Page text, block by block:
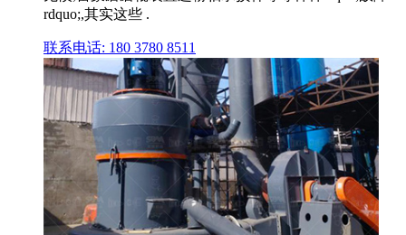
rdquo;,其实这些 .
联系电话: 180 3780 8511